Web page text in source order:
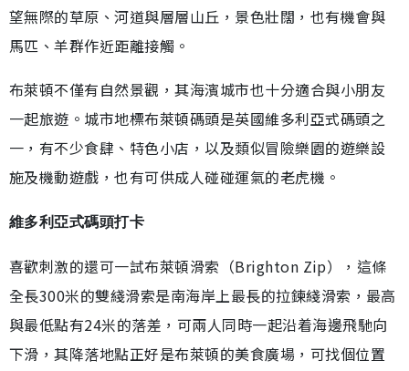
望無際的草原、河道與層層山丘，景色壯闊，也有機會與
馬匹、羊群作近距離接觸。
布萊頓不僅有自然景觀，其海濱城市也十分適合與小朋友
一起旅遊。城市地標布萊頓碼頭是英國維多利亞式碼頭之
一，有不少食肆、特色小店，以及類似冒險樂園的遊樂設
施及機動遊戲，也有可供成人碰碰運氣的老虎機。
維多利亞式碼頭打卡
喜歡刺激的還可一試布萊頓滑索（Brighton Zip），這條
全長300米的雙綫滑索是南海岸上最長的拉鍊綫滑索，最高
與最低點有24米的落差，可兩人同時一起沿着海邊飛馳向
下滑，其降落地點正好是布萊頓的美食廣場，可找個位置